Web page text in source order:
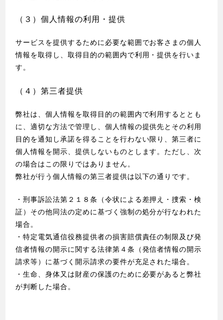
（３）個人情報の利用・提供
サービスを提供するために必要な範囲でお客さまの個人
情報を取得し、取得目的の範囲内で利用・提供を行いま
す。
（４）第三者提供
弊社は、個人情報を取得目的の範囲内で利用するととも
に、適切な方法で管理し、個人情報の提供先とその利用
目的を通知し承諾を得ることを行わない限り、第三者に
個人情報を開示、提供しないものとします。ただし、次
の場合はこの限りではありません。
弊社が行う個人情報の第三者提供は以下の通りです。
・刑事訴訟法第２１８条（令状による差押え・捜索・検
証）その他同法の定めに基づく強制の処分が行なわれた
場合。
・特定電気通信役務提供者の損害賠償責任の制限及び発
信者情報の開示に関する法律第４条（発信者情報の開示
請求等）に基づく開示請求の要件が充足された場合。
・生命、身体又は財産の保護のために必要があると弊社
が判断した場合。